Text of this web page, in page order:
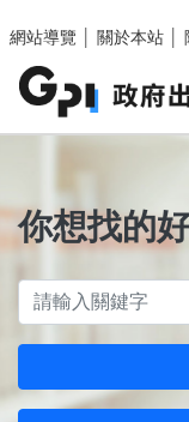
網站導覽
關於本站
你想找的